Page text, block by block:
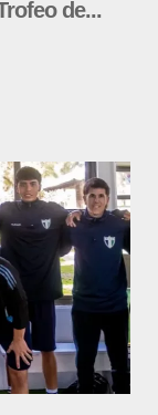
de...